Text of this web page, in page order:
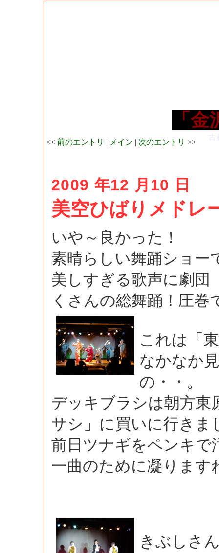
「
<< 前のエントリ | メイン | 次のエントリ >>
2009 年12 月10 日
美空ひばりメドレ
いや～良かった！
素晴らしい舞踊ショー
美しすぎる歌声に劇団
くさんの総舞踊！圧巻
これは「
なかなか
の・・。
デッキブラシは朝方東
サシ」に買いに行きま
前日ツナギをペンキで
一曲のために凝ります
きぶしさ